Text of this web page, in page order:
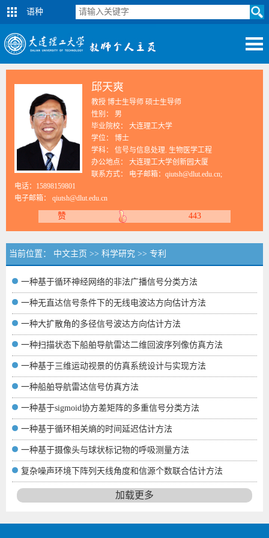
语种
邱天爽
教授 博士生导师 硕士生导师
性别： 男
毕业院校： 大连理工大学
学位： 博士
学科： 信号与信息处理. 生物医学工程
办公地点： 大连理工大学创新园大厦
联系方式： 电子邮箱：qiutsh@dlut.edu.cn;
电话：15898159801
电子邮箱： qiutsh@dlut.edu.cn
赞 443
当前位置： 中文主页 >> 科学研究 >> 专利
一种基于循环神经网络的非法广播信号分类方法
一种无直达信号条件下的无线电波达方向估计方法
一种大扩散角的多径信号波达方向估计方法
一种扫描状态下船舶导航雷达二维回波序列像仿真方法
一种基于三维运动视景的仿真系统设计与实现方法
一种船舶导航雷达信号仿真方法
一种基于sigmoid协方差矩阵的多重信号分类方法
一种基于循环相关熵的时间延迟估计方法
一种基于摄像头与球状标记物的呼吸测量方法
复杂噪声环境下阵列天线角度和信源个数联合估计方法
加载更多